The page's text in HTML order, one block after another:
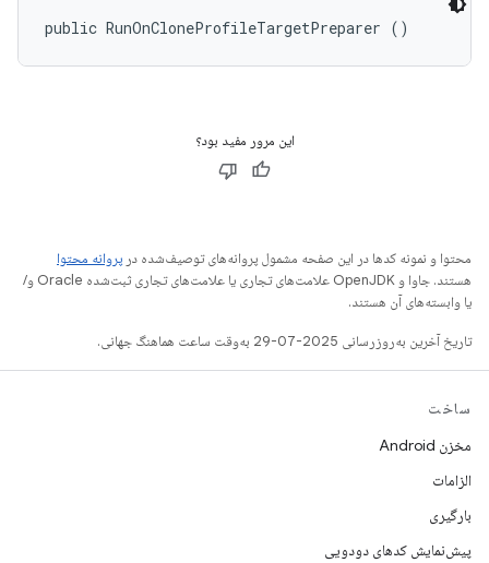
public RunOnCloneProfileTargetPreparer ()
این مرور مفید بود؟
محتوا و نمونه کدها در این صفحه مشمول پروانه‌های توصیف‌شده در پروانه محتوا
هستند. جاوا و OpenJDK علامت‌های تجاری یا علامت‌های تجاری ثبت‌شده Oracle و/
یا وابسته‌های آن هستند.
تاریخ آخرین به‌روزرسانی 2025-07-29 به‌وقت ساعت هماهنگ جهانی.
ساخت
مخزن Android
الزامات
بارگیری
پیش‌نمایش کدهای دودویی